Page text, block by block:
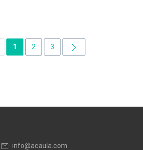
1 2 3
info@acaula.com